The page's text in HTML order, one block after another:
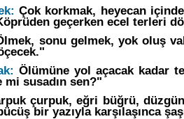
Çok korkmak, heyecan
geçerken ecel terleri
sonu gelmek, yok oluş
Ölümüne yol açacak kadar
susadın sen?"
çurpuk, eğri büğrü,
bir yazıyla karşılaşınca